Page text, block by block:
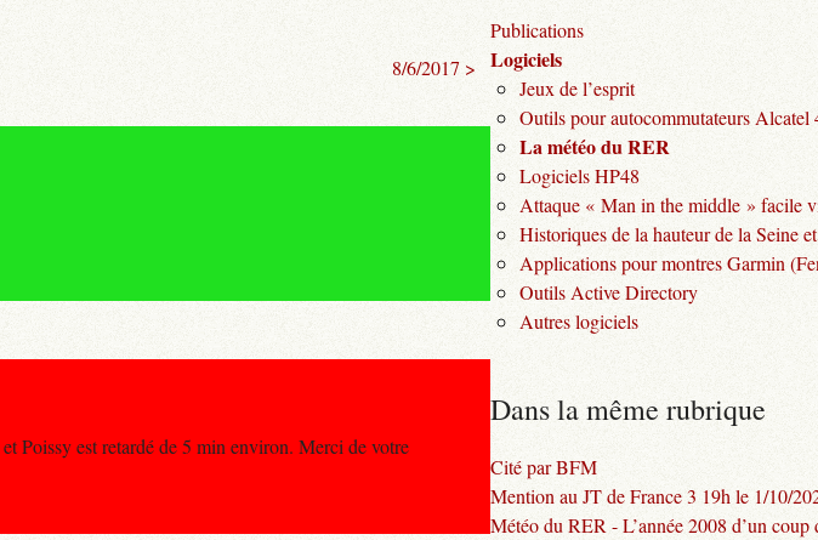
8/6/2017 >
Poissy est retardé de 5 min environ. Merci de votre
Publications
Logiciels
Jeux de l’esprit
Outils pour autocommutateurs Alcatel
La météo du RER
Logiciels HP48
Attaque « Man in the middle » facile
Historiques de la hauteur de la Seine
Applications pour montres Garmin
Outils Active Directory
Autres logiciels
Dans la même rubrique
Cité par BFM
Mention au JT de France 3 19h le 1/10/
Météo du RER - L’année 2008 d’un coup